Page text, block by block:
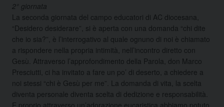
2° giornata
La seconda giornata del campo educatori di AC diocesana,
“Desidero desiderare”, si è aperta con una domanda “chi dite
che io sia?”, è l’interrogativo al quale ognuno di noi è chiamato
a rispondere nella propria intimità, nell’incontro diretto con
Gesù. Attraverso l’approfondimento della Parola, don Marco
Presciutti, ci ha invitato a fare un po’ di deserto, a chiedere a
noi stessi “chi è Gesù per me”. La domanda di vita, la scelta
diventa personale diventa scelta di dedizione e responsabilità.
E proprio attraverso un’adorazione eucaristica abbiamo potuto